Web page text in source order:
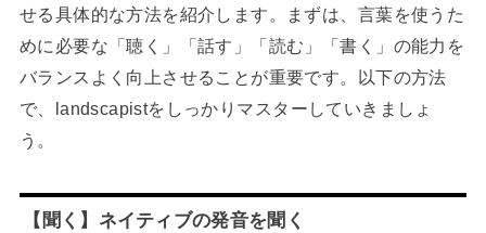
せる具体的な方法を紹介します。まずは、言葉を使うた
めに必要な「聴く」「話す」「読む」「書く」の能力を
バランスよく向上させることが重要です。以下の方法
で、landscapistをしっかりマスターしていきましょ
う。
【聞く】ネイティブの発音を聞く